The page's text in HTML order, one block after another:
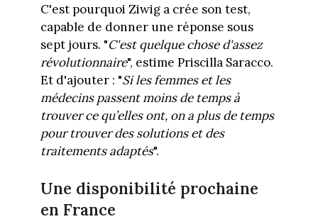
C'est pourquoi Ziwig a crée son test,
capable de donner une réponse sous
sept jours. "C'est quelque chose d'assez
révolutionnaire", estime Priscilla Saracco.
Et d'ajouter : "Si les femmes et les
médecins passent moins de temps à
trouver ce qu’elles ont, on a plus de temps
pour trouver des solutions et des
traitements adaptés".
Une disponibilité prochaine
en France